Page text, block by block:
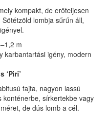
kompakt, de erőteljesen
lombja sűrűn áll,
m
karbantartási igény, modern
‘Piri’
fajta, nagyon lassú
konténerbe, sírkertekbe vagy
de dús lomb a cél.